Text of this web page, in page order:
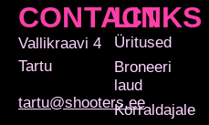
CONTACT
Vallikraavi 4
Tartu
tartu@shooters.ee
LINKS
Üritused
Broneeri
laud
Korraldajale